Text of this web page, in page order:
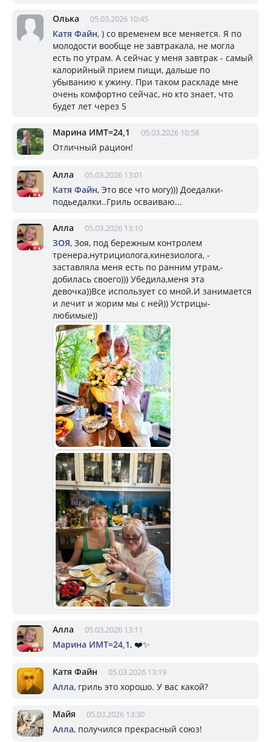
Олька 05.03.2026 10:45
Катя Файн, ) со временем все меняется. Я по
молодости вообще не завтракала, не могла
есть по утрам. А сейчас у меня завтрак - самый
калорийный прием пищи, дальше по
убыванию к ужину. При таком раскладе мне
очень комфортно сейчас, но кто знает, что
будет лет через 5
Марина ИМТ=24,1 05.03.2026 10:58
Отличный рацион!
Алла 05.03.2026 13:01
Катя Файн, Это все что могу))) Доедалки-
подьедалки..Гриль осваиваю...
Алла 05.03.2026 13:10
ЗОЯ, Зоя, под бережным контролем
тренера,нутрициолога,кинезиолога, -
заставляла меня есть по ранним утрам,-
добилась своего))) Убедила,меня эта
девочка))Все использует со мной.И занимается
и лечит и жорим мы с ней)) Устрицы-
любимые))
Алла 05.03.2026 13:11
Марина ИМТ=24,1, ❤️✨️
Катя Файн 05.03.2026 13:19
Алла, гриль это хорошо. У вас какой?
Майя 05.03.2026 13:30
Алла, получился прекрасный союз!